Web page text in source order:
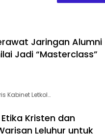
Jaringan Alumni
Jadi “Masterclass”
Kabinet Letkol…
Kristen dan
Leluhur untuk